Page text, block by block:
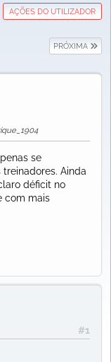
AÇÕES DO UTILIZADOR
PRÓXIMA
se
Ainda
déficit no
com mais
#1